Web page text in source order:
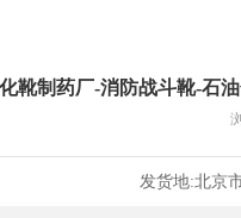
靴制药厂-消防战斗靴-石
发货地:北京